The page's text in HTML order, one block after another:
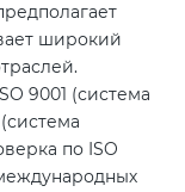
широкий
9001 (система
по ISO